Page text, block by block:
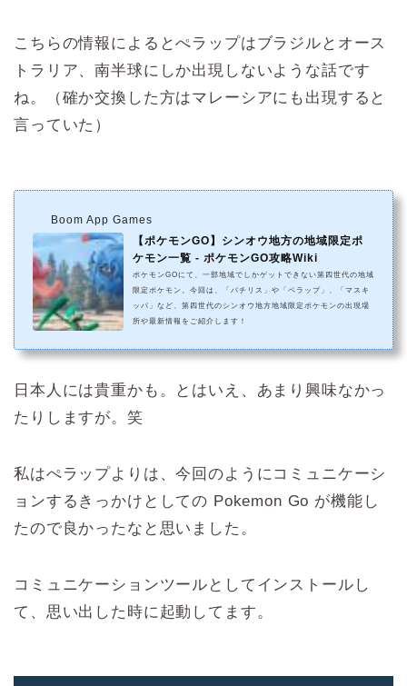
こちらの情報によるとぺラップはブラジルとオース
トラリア、南半球にしか出現しないような話です
ね。（確か交換した方はマレーシアにも出現すると
言っていた）
Boom App Games
【ポケモンGO】シンオウ地方の地域限定ポ
ケモン一覧 - ポケモンGO攻略Wiki
ポケモンGOにて、一部地域でしかゲットできない第四世代の地域
限定ポケモン。今回は、「パチリス」や「ペラップ」、「マスキ
ッパ」など、第四世代のシンオウ地方地域限定ポケモンの出現場
所や最新情報をご紹介します！
日本人には貴重かも。とはいえ、あまり興味なかっ
たりしますが。笑
私はぺラップよりは、今回のようにコミュニケーシ
ョンするきっかけとしての Pokemon Go が機能し
たので良かったなと思いました。
コミュニケーションツールとしてインストールし
て、思い出した時に起動してます。